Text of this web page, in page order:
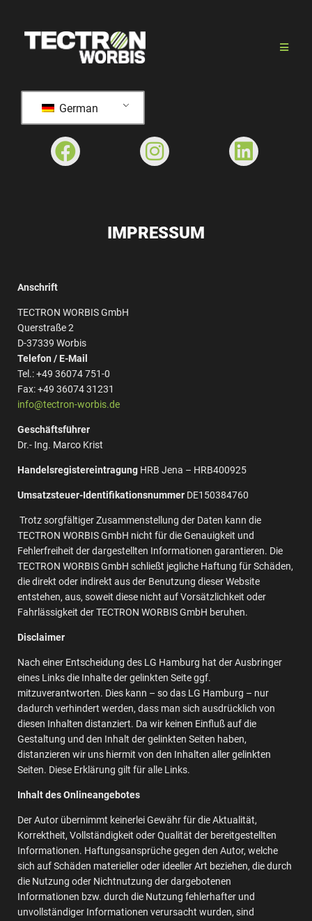
German
IMPRESSUM
Anschrift
TECTRON WORBIS GmbH
Querstraße 2
D-37339 Worbis
Telefon / E-Mail
Tel.: +49 36074 751-0
Fax: +49 36074 31231
info@tectron-worbis.de
Geschäftsführer
Dr.- Ing. Marco Krist
Handelsregistereintragung HRB Jena – HRB400925
Umsatzsteuer-Identifikationsnummer DE150384760
Trotz sorgfältiger Zusammenstellung der Daten kann die
TECTRON WORBIS GmbH nicht für die Genauigkeit und
Fehlerfreiheit der dargestellten Informationen garantieren. Die
TECTRON WORBIS GmbH schließt jegliche Haftung für Schäden,
die direkt oder indirekt aus der Benutzung dieser Website
entstehen, aus, soweit diese nicht auf Vorsätzlichkeit oder
Fahrlässigkeit der TECTRON WORBIS GmbH beruhen.
Disclaimer
Nach einer Entscheidung des LG Hamburg hat der Ausbringer
eines Links die Inhalte der gelinkten Seite ggf.
mitzuverantworten. Dies kann – so das LG Hamburg – nur
dadurch verhindert werden, dass man sich ausdrücklich von
diesen Inhalten distanziert. Da wir keinen Einfluß auf die
Gestaltung und den Inhalt der gelinkten Seiten haben,
distanzieren wir uns hiermit von den Inhalten aller gelinkten
Seiten. Diese Erklärung gilt für alle Links.
Inhalt des Onlineangebotes
Der Autor übernimmt keinerlei Gewähr für die Aktualität,
Korrektheit, Vollständigkeit oder Qualität der bereitgestellten
Informationen. Haftungsansprüche gegen den Autor, welche
sich auf Schäden materieller oder ideeller Art beziehen, die durch
die Nutzung oder Nichtnutzung der dargebotenen
Informationen bzw. durch die Nutzung fehlerhafter und
unvollständiger Informationen verursacht wurden, sind